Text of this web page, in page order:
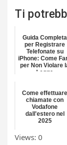
Ti
Guida Completa
per Registrare
Telefonate su
iPhone: Come
per Non Violare
Legge
Come effettuare
chiamate con
Vodafone
dall'estero nel
2025
Views: 0